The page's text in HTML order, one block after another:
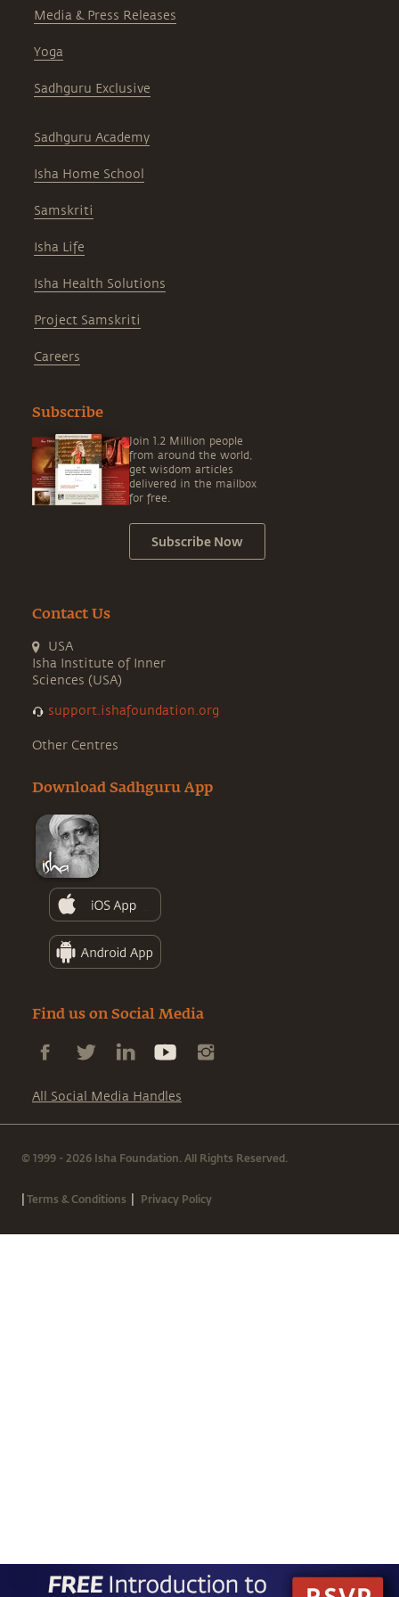
Media & Press Releases
Yoga
Sadhguru Exclusive
Sadhguru Academy
Isha Home School
Samskriti
Isha Life
Isha Health Solutions
Project Samskriti
Careers
Subscribe
Join 1.2 Million people
from around the world,
get wisdom articles
delivered in the mailbox
for free.
Subscribe Now
Contact Us
USA
Isha Institute of Inner
Sciences (USA)
support.ishafoundation.org
Other Centres
Download Sadhguru App
Find us on Social Media
All Social Media Handles
© 1999 - 2026 Isha Foundation. All Rights Reserved.
|Terms & Conditions | Privacy Policy